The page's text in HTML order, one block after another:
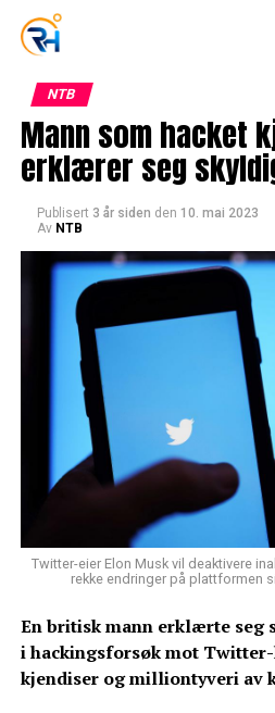
NTB
Mann som hacket
erklærer seg
Publisert 3 år siden den 10. mai 2023
Av NTB
Twitter-eier Elon Musk vil deaktivere
rekke endringer på plattformen
En britisk mann erklærte seg
i hackingsforsøk mot
kjendiser og milliontyveri av